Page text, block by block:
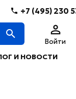
+7 (495) 230
Войти
И НОВОСТИ